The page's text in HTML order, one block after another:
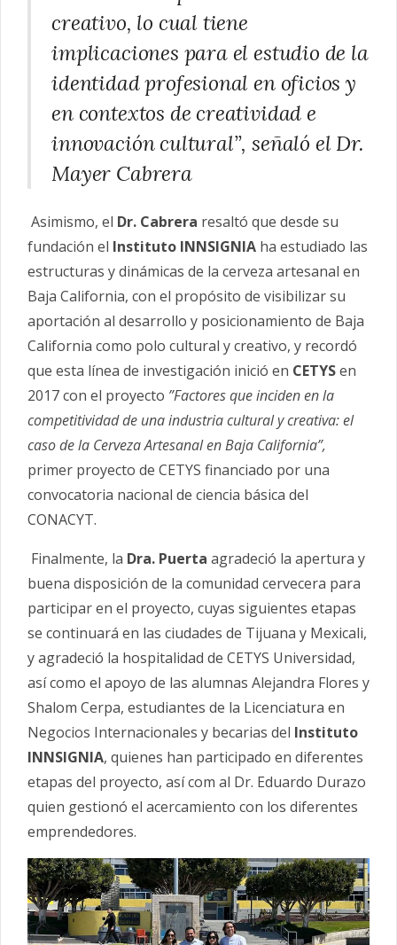
creativo, lo cual tiene
implicaciones para el estudio de la
identidad profesional en oficios y
en contextos de creatividad e
innovación cultural”, señaló el Dr.
Mayer Cabrera
Asimismo, el Dr. Cabrera resaltó que desde su
fundación el Instituto INNSIGNIA ha estudiado las
estructuras y dinámicas de la cerveza artesanal en
Baja California, con el propósito de visibilizar su
aportación al desarrollo y posicionamiento de Baja
California como polo cultural y creativo, y recordó
que esta línea de investigación inició en CETYSen
2017 con el proyecto ”Factores que inciden en la
competitividad de una industria cultural y creativa: el
caso de la Cerveza Artesanal en Baja California”,
primer proyecto de CETYS financiado por una
convocatoria nacional de ciencia básica del
CONACYT.
Finalmente, la Dra. Puerta agradeció la apertura y
buena disposición de la comunidad cervecera para
participar en el proyecto, cuyas siguientes etapas
se continuará en las ciudades de Tijuana y Mexicali,
y agradeció la hospitalidad de CETYS Universidad,
así como el apoyo de las alumnas Alejandra Flores y
Shalom Cerpa, estudiantes de la Licenciatura en
Negocios Internacionales y becarias del Instituto
INNSIGNIA, quienes han participado en diferentes
etapas del proyecto, así com al Dr. Eduardo Durazo
quien gestionó el acercamiento con los diferentes
emprendedores.